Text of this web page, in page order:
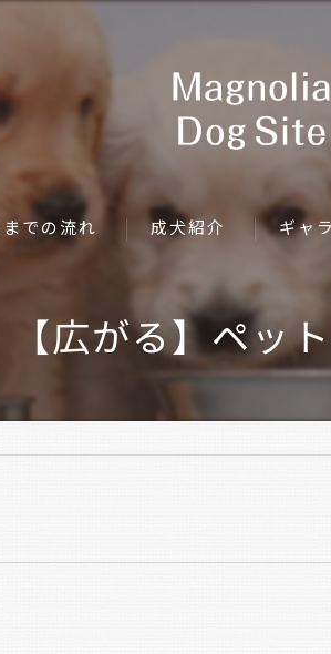
での流れ 成犬紹介 ギャ
【広がる】ペッ